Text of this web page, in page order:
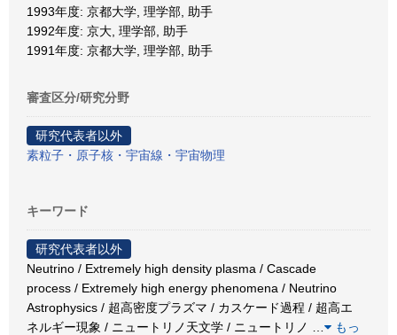
1993年度: 京都大学, 理学部, 助手
1992年度: 京大, 理学部, 助手
1991年度: 京都大学, 理学部, 助手
審査区分/研究分野
研究代表者以外
素粒子・原子核・宇宙線・宇宙物理
キーワード
研究代表者以外
Neutrino / Extremely high density plasma / Cascade
process / Extremely high energy phenomena / Neutrino
Astrophysics / 超高密度プラズマ / カスケード過程 / 超高エ
ネルギー現象 / ニュートリノ天文学 / ニュートリノ
もっ